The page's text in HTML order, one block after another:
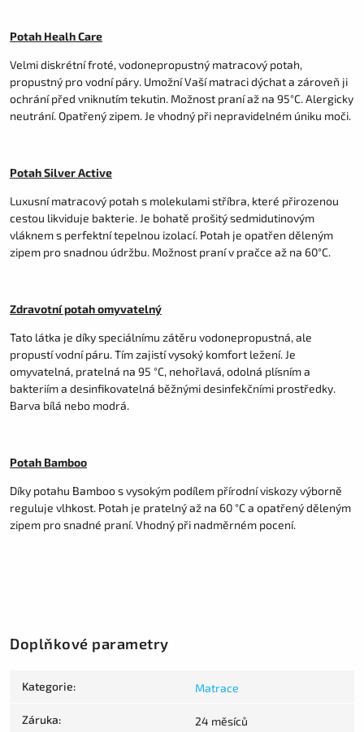
Potah Healh Care
Velmi diskrétní froté, vodonepropustný matracový potah,
propustný pro vodní páry. Umožní Vaší matraci dýchat a zároveň ji
ochrání před vniknutím tekutin. Možnost praní až na 95°C. Alergicky
neutrání. Opatřený zipem. Je vhodný při nepravidelném úniku moči.
Potah Silver Active
Luxusní matracový potah s molekulami stříbra, které přirozenou
cestou likviduje bakterie. Je bohatě prošitý sedmidutinovým
vláknem s perfektní tepelnou izolací. Potah je opatřen děleným
zipem pro snadnou údržbu. Možnost praní v pračce až na 60°C.
Zdravotní potah omyvatelný
Tato látka je díky speciálnímu zátěru vodonepropustná, ale
propustí vodní páru. Tím zajistí vysoký komfort ležení. Je
omyvatelná, pratelná na 95 °C, nehořlavá, odolná plísním a
bakteriím a desinfikovatelná běžnými desinfekčními prostředky.
Barva bílá nebo modrá.
Potah Bamboo
Díky potahu Bamboo s vysokým podílem přírodní viskozy výborně
reguluje vlhkost. Potah je pratelný až na 60 °C a opatřený děleným
zipem pro snadné praní. Vhodný při nadměrném pocení.
Doplňkové parametry
Kategorie: Matrace
Záruka: 24 měsíců